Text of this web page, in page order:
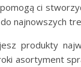
ci
najnowszych
produkty
asortyment